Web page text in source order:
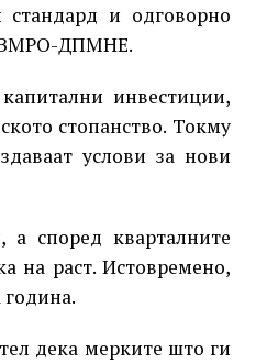
и одговорно
ВМРО-ДПМНЕ.
инвестиции,
стопанство. Токму
услови за нови
според кварталните
на раст. Истовремено,
година.
дека мерките што ги